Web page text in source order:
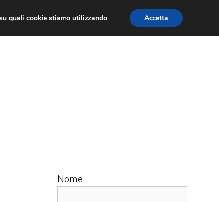
Nome
quali cookie stiamo utilizzando Accetta